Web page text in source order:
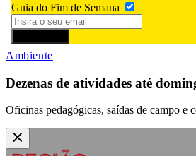
Guia do Fim de Semana
Ambiente
Dezenas de atividades até
Oficinas pedagógicas, saídas de campo e